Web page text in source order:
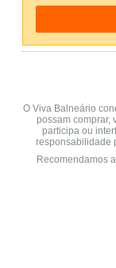
O Viva Balneário
possam comprar,
participa ou
responsabilidade
Recomendamos